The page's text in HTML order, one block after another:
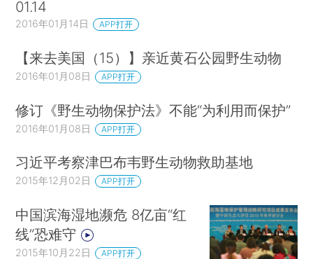
01.14
2016年01月14日 APP打开
【来去美国（15）】亲近黄石公园野生动物
2016年01月08日 APP打开
修订《野生动物保护法》不能“为利用而保护”
2016年01月08日 APP打开
习近平考察津巴布韦野生动物救助基地
2015年12月02日 APP打开
中国滨海湿地濒危 8亿亩“红
线”恐难守
2015年10月22日 APP打开